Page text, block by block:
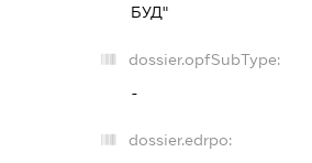
БУД"
dossier.opfSubType:
-
dossier.edrpo: